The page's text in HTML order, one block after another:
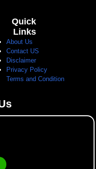
Quick
Links
About Us
Contact US
Disclaimer
Privacy Policy
Terms and Condition